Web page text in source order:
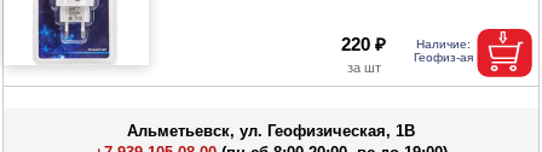
220 ₽
Альметьевск, ул. Геофизическая, 1В